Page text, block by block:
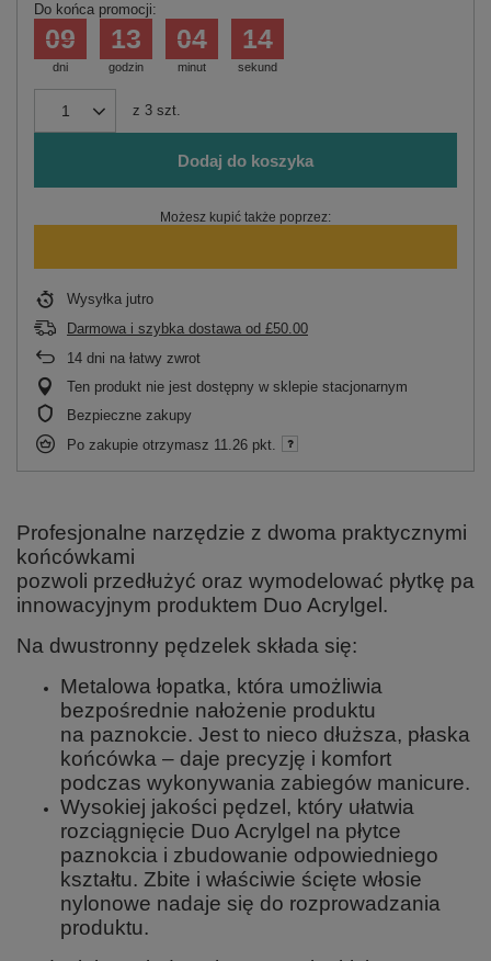
Do końca promocji:
dni
09
godzin
13
minut
04
sekund
14
z 3 szt.
Dodaj do koszyka
Możesz kupić także poprzez:
Wysyłka jutro
Darmowa i szybka dostawa od £50.00
14 dni na łatwy zwrot
Ten produkt nie jest dostępny w sklepie stacjonarnym
Bezpieczne zakupy
Po zakupie otrzymasz 11.26 pkt.
Profesjonalne narzędzie z dwoma praktycznymi
końcówkami
pozwoli przedłużyć oraz wymodelować płytkę
innowacyjnym produktem Duo Acrylgel.
Na dwustronny pędzelek składa się:
Metalowa łopatka, która umożliwia
bezpośrednie nałożenie produktu
na paznokcie. Jest to nieco dłuższa, płaska
końcówka – daje precyzję i komfort
podczas wykonywania zabiegów manicure.
Wysokiej jakości pędzel, który ułatwia
rozciągnięcie Duo Acrylgel na płytce
paznokcia i zbudowanie odpowiedniego
kształtu. Zbite i właściwie ścięte włosie
nylonowe nadaje się do rozprowadzania
produktu.